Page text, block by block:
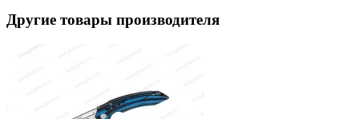
Другие товары производителя